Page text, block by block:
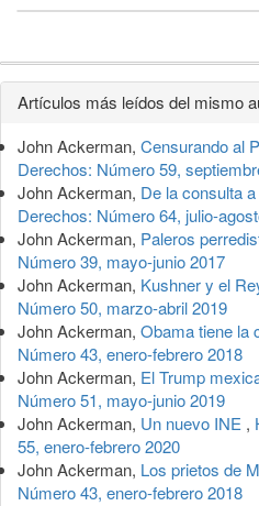
Detalles
del
artículo
Artículos más leídos del mismo
John Ackerman, Censurando al
Derechos: Número 59,
John Ackerman, De la consulta
Derechos: Número 64, julio-
John Ackerman, Paleros
Número 39, mayo-junio 2017
John Ackerman, Kushner y el
Número 50, marzo-abril 2019
John Ackerman, Obama tiene la
Número 43, enero-febrero 2018
John Ackerman, El Trump
Número 51, mayo-junio 2019
John Ackerman, Un nuevo INE ,
55, enero-febrero 2020
John Ackerman, Los prietos de
Número 43, enero-febrero 2018